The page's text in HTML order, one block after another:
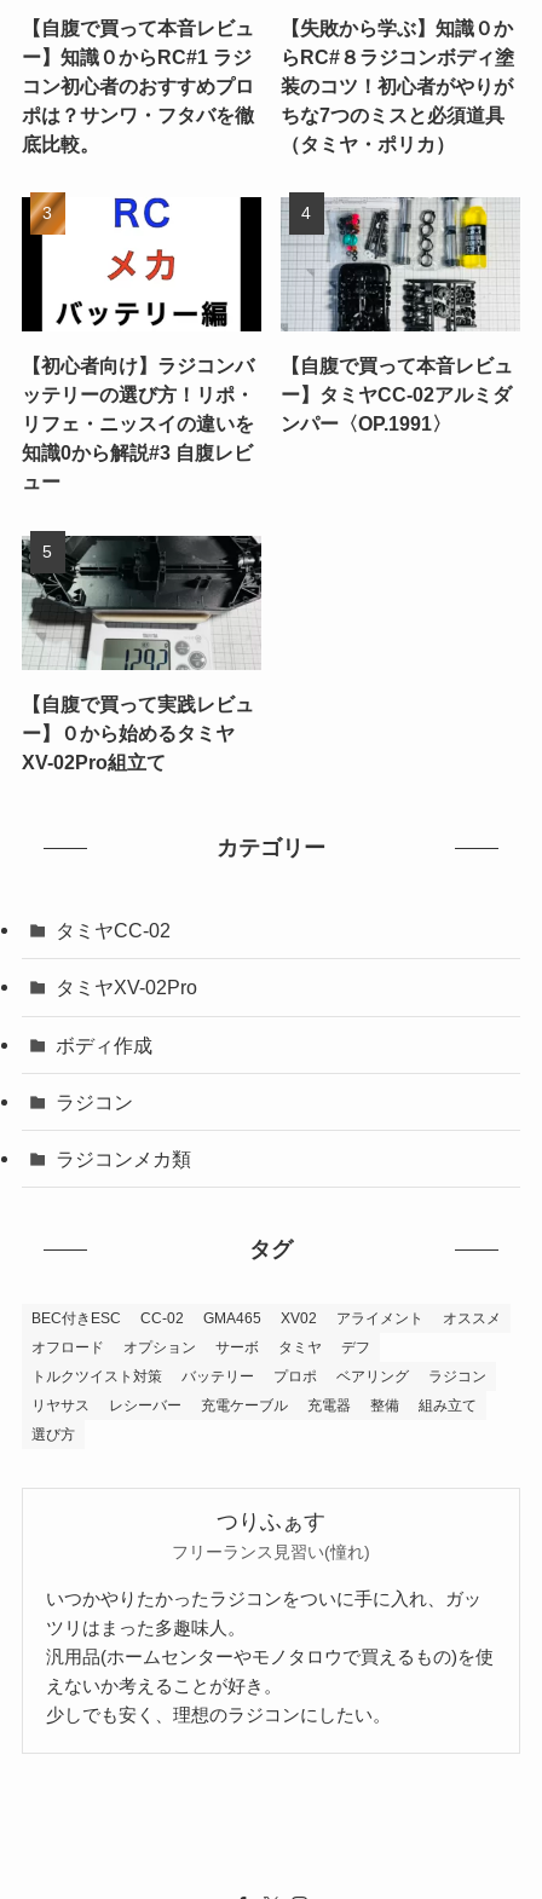
【自腹で買って本音レビュ
ー】知識０からRC#1 ラジ
コン初心者のおすすめプロ
ポは？サンワ・フタバを徹
底比較。
【失敗から学ぶ】知識０か
らRC#８ラジコンボディ塗
装のコツ！初心者がやりが
ちな7つのミスと必須道具
（タミヤ・ポリカ）
【初心者向け】ラジコンバ
ッテリーの選び方！リポ・
リフェ・ニッスイの違いを
知識0から解説#3 自腹レビ
ュー
【自腹で買って本音レビュ
ー】タミヤCC-02アルミダ
ンパー〈OP.1991〉
【自腹で買って実践レビュ
ー】０から始めるタミヤ
XV-02Pro組立て
カテゴリー
タミヤCC-02
タミヤXV-02Pro
ボディ作成
ラジコン
ラジコンメカ類
タグ
BEC付きESC CC-02 GMA465 XV02 アライメント
オススメ
オフロード
オプション サーボ タミヤ
デフ
トルクツイスト対策
バッテリー プロポ ベアリング
ラジコン
リヤサス
レシーバー 充電ケーブル 充電器 整備
組み立て
選び方
つりふぁす
フリーランス見習い(憧れ)
いつかやりたかったラジコンをついに手に入れ、ガッ
ツリはまった多趣味人。
汎用品(ホームセンターやモノタロウで買えるもの)を使
えないか考えることが好き。
少しでも安く、理想のラジコンにしたい。